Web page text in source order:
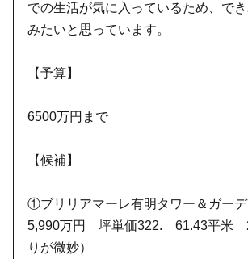
での生活が気に入っているため、で
みたいと思っています。
【予算】
6500万円まで
【候補】
①ブリリアマーレ有明タワー＆ガ
5,990万円 坪単価322. 61.43平米
りが微妙）